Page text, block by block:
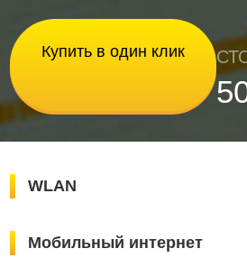
Купить в один клик
WLAN
Мобильный интернет